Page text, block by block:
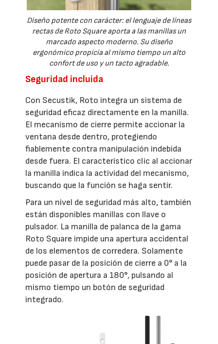
Diseño potente con carácter: el lenguaje de líneas
rectas de Roto Square aporta a las manillas un
marcado aspecto moderno. Su diseño
ergonómico propicia al mismo tiempo un alto
confort de uso y un tacto agradable.
Seguridad incluida
Con Secustik, Roto integra un sistema de
seguridad eficaz directamente en la manilla.
El mecanismo de cierre permite accionar la
ventana desde dentro, protegiendo
fiablemente contra manipulación indebida
desde fuera. El característico clic al accionar
la manilla indica la actividad del mecanismo,
buscando que la función se haga sentir.
Para un nivel de seguridad más alto, también
están disponibles manillas con llave o
pulsador. La manilla de palanca de la gama
Roto Square impide una apertura accidental
de los elementos de corredera. Solamente
puede pasar de la posición de cierre a 0° a la
posición de apertura a 180°, pulsando al
mismo tiempo un botón de seguridad
integrado.